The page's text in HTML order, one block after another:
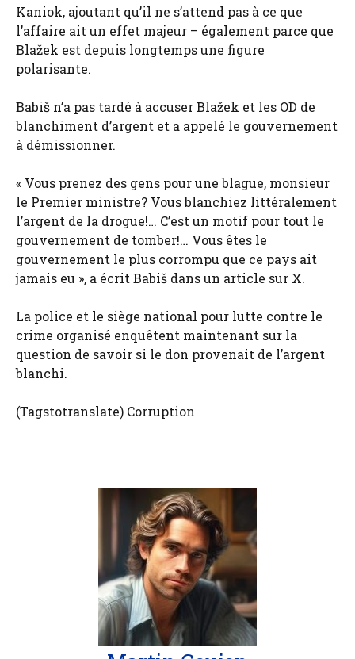
Kaniok, ajoutant qu’il ne s’attend pas à ce que
l’affaire ait un effet majeur – également parce que
Blažek est depuis longtemps une figure
polarisante.
Babiš n’a pas tardé à accuser Blažek et les OD de
blanchiment d’argent et a appelé le gouvernement
à démissionner.
« Vous prenez des gens pour une blague, monsieur
le Premier ministre? Vous blanchiez littéralement
l’argent de la drogue!… C’est un motif pour tout le
gouvernement de tomber!… Vous êtes le
gouvernement le plus corrompu que ce pays ait
jamais eu », a écrit Babiš dans un article sur X.
La police et le siège national pour lutte contre le
crime organisé enquêtent maintenant sur la
question de savoir si le don provenait de l’argent
blanchi.
(Tagstotranslate) Corruption